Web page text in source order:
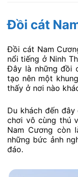
Đồi cát
Đồi cát Nam
nổi tiếng ở Ninh
Đây là những đồi
tạo nên một
thấy ở nơi nào
Du khách đến
chơi vô cùng thú
Nam Cương còn
những bức ảnh
đáo.